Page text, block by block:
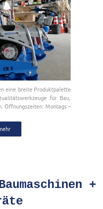
eine breite Produktpalette
für Bau,
Öffnungszeiten: Montags –
+